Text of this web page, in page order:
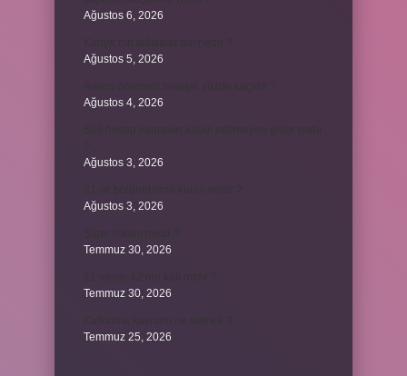
Ağustos 6, 2026
Ağustos 5, 2026
Ağustos 4, 2026
Ağustos 3, 2026
Ağustos 3, 2026
Temmuz 30, 2026
Temmuz 30, 2026
Temmuz 25, 2026